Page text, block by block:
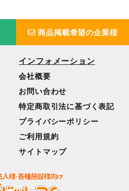
商品掲載希望の企業様
インフォメーション
会社概要
お問い合わせ
特定商取引法に基づく表記
プライバシーポリシー
ご利用規約
サイトマップ